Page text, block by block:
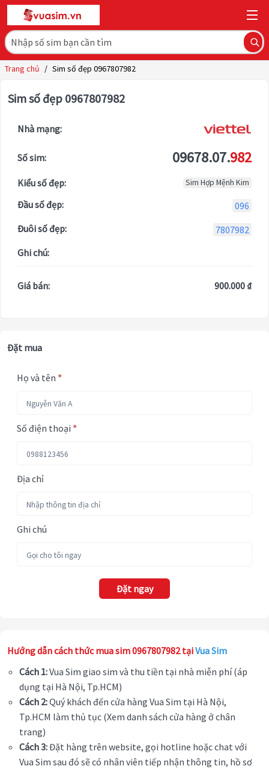
Trang chủ / Sim số đẹp 0967807982
Sim số đẹp 0967807982
Nhà mạng:
Số sim: 09678.07.982
Kiểu số đẹp: Sim Hợp Mệnh Kim
Đầu số đẹp:
096
Đuôi số đẹp:
7807982
Ghi chú:
Giá bán: 900.000 ₫
Đặt mua
Họ và tên *
Số điện thoại *
Địa chỉ
Ghi chú
Đặt ngay
Hướng dẫn cách thức mua sim 0967807982 tạiVua Sim
Cách 1:Vua Sim giao sim và thu tiền tại nhà miễn phí (áp
dụng tại Hà Nội, Tp.HCM)
Cách 2:Quý khách đến cửa hàng Vua Sim tại Hà Nội,
Tp.HCM làm thủ tục (Xem danh sách cửa hàng ở chân
trang)
Cách 3:Đặt hàng trên website, gọi hotline hoặc chat với
Vua Sim sau đó sẽ có nhân viên tiếp nhận thông tin, hồ sơ